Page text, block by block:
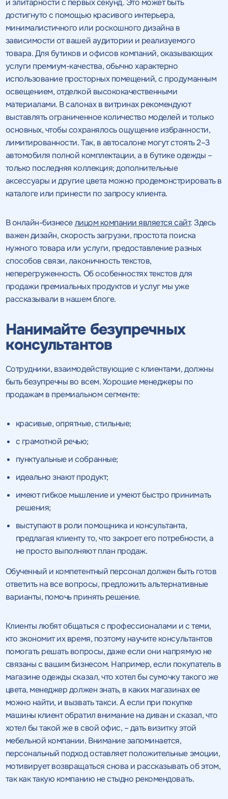
и элитарности с первых секунд. Это может быть
достигнуто с помощью красивого интерьера,
минималистичного или роскошного дизайна в
зависимости от вашей аудитории и реализуемого
товара. Для бутиков и офисов компаний, оказывающих
услуги премиум-качества, обычно характерно
использование просторных помещений, с продуманным
освещением, отделкой высококачественными
материалами. В салонах в витринах рекомендуют
выставлять ограниченное количество моделей и только
основных, чтобы сохранялось ощущение избранности,
лимитированности. Так, в автосалоне могут стоять 2–3
автомобиля полной комплектации, а в бутике одежды –
только последняя коллекция; дополнительные
аксессуары и другие цвета можно продемонстрировать в
каталоге или принести по запросу клиента.
В онлайн-бизнеселицом компании является сайт. Здесь
важен дизайн, скорость загрузки, простота поиска
нужного товара или услуги, предоставление разных
способов связи, лаконичность текстов,
неперегруженность. Об особенностях текстов для
продажи премиальных продуктов и услуг мы уже
рассказывали в нашем блоге.
Нанимайте безупречных
консультантов
Сотрудники, взаимодействующие с клиентами, должны
быть безупречны во всем. Хорошие менеджеры по
продажам в премиальном сегменте:
красивые, опрятные, стильные;
с грамотной речью;
пунктуальные и собранные;
идеально знают продукт;
имеют гибкое мышление и умеют быстро принимать
решения;
выступают в роли помощника и консультанта,
предлагая клиенту то, что закроет его потребности, а
не просто выполняют план продаж.
Обученный и компетентный персонал должен быть готов
ответить на все вопросы, предложить альтернативные
варианты, помочь принять решение.
Клиенты любят общаться с профессионалами и с теми,
кто экономит их время, поэтому научите консультантов
помогать решать вопросы, даже если они напрямую не
связаны с вашим бизнесом. Например, если покупатель в
магазине одежды сказал, что хотел бы сумочку такого же
цвета, менеджер должен знать, в каких магазинах ее
можно найти, и вызвать такси. А если при покупке
машины клиент обратил внимание на диван и сказал, что
хотел бы такой же в свой офис, – дать визитку этой
мебельной компании. Внимание запоминается,
персональный подход оставляет положительные эмоции,
мотивирует возвращаться снова и рассказывать об этом,
так как такую компанию не стыдно рекомендовать.